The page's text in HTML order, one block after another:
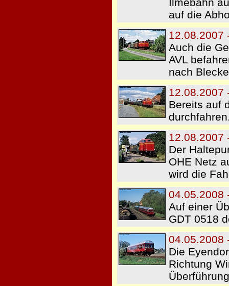
auf die
12.08.2007
Auch die
AVL
nach
12.08.2007
Bereits auf
12.08.2007
Der
OHE Netz
wird die
04.05.2008
Auf einer
GDT 0518
04.05.2008
Die
Richtung